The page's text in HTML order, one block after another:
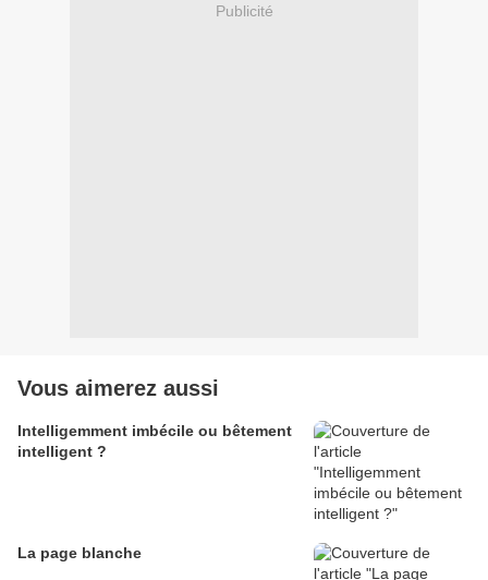
Publicité
Vous aimerez aussi
Intelligemment imbécile ou bêtement
intelligent ?
La page blanche